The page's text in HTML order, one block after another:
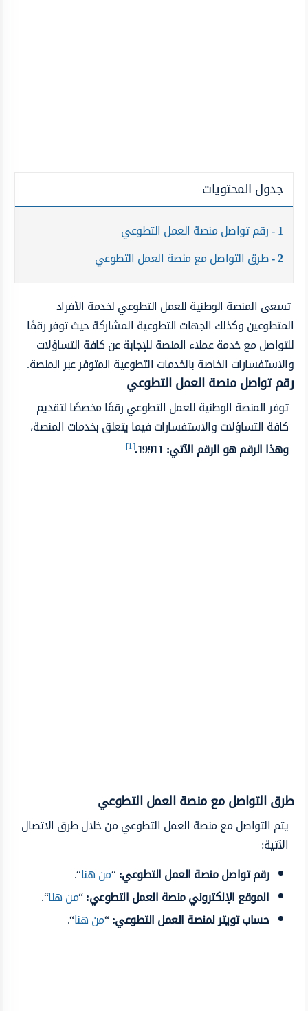
جدول المحتويات
1 رقم تواصل منصة العمل التطوعي
2 طرق التواصل مع منصة العمل التطوعي
تسعى المنصة الوطنية للعمل التطوعي لخدمة الأفراد
المتطوعين وكذلك الجهات التطوعية المشاركة حيث توفر رقمًا
للتواصل مع خدمة عملاء المنصة للإجابة عن كافة التساؤلات
والاستفسارات الخاصة بالخدمات التطوعية المتوفر عبر المنصة.
رقم تواصل منصة العمل التطوعي
توفر المنصة الوطنية للعمل التطوعي رقمًا مخصصًا لتقديم
كافة التساؤلات والاستفسارات فيما يتعلق بخدمات المنصة،
وهذا الرقم هو الرقم الآتي: 19911.
[1]
طرق التواصل مع منصة العمل التطوعي
يتم التواصل مع منصة العمل التطوعي من خلال طرق الاتصال
الآتية:
رقم تواصل منصة العمل التطوعي:“من هنا“.
الموقع الإلكتروني منصة العمل التطوعي:“من هنا“.
حساب تويتر لمنصة العمل التطوعي:“من هنا“.